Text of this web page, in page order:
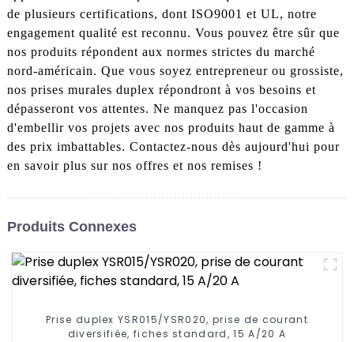
de plusieurs certifications, dont ISO9001 et UL, notre
engagement qualité est reconnu. Vous pouvez être sûr que
nos produits répondent aux normes strictes du marché
nord-américain. Que vous soyez entrepreneur ou grossiste,
nos prises murales duplex répondront à vos besoins et
dépasseront vos attentes. Ne manquez pas l'occasion
d'embellir vos projets avec nos produits haut de gamme à
des prix imbattables. Contactez-nous dès aujourd'hui pour
en savoir plus sur nos offres et nos remises !
Produits Connexes
Prise duplex YSR015/YSR020, prise de courant
diversifiée, fiches standard, 15 A/20 A